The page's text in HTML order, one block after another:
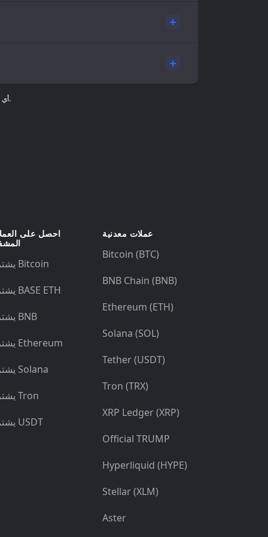
تُقدَّم معلومات الأسعار لأغراض إعلامية فقط، ولا تُعدّ نصيحة مالية. بيانات السوق مُقدَّمة من جهات خارجية، ولا تُقدِّم Gem Wallet أي ضمانات بشأن دقة هذه المعلومات.
احصل على
يشتري Bitcoin
يشتري BASE ETH
يشتري BNB
يشتري Ethereum
يشتري Solana
يشتري Tron
يشتري USDT
عملات معدنية
Bitcoin (BTC)
BNB Chain (BNB)
Ethereum (ETH)
Solana (SOL)
Tether (USDT)
Tron (TRX)
XRP Ledger (XRP)
Official TRUMP
Hyperliquid (HYPE)
Stellar (XLM)
Aster